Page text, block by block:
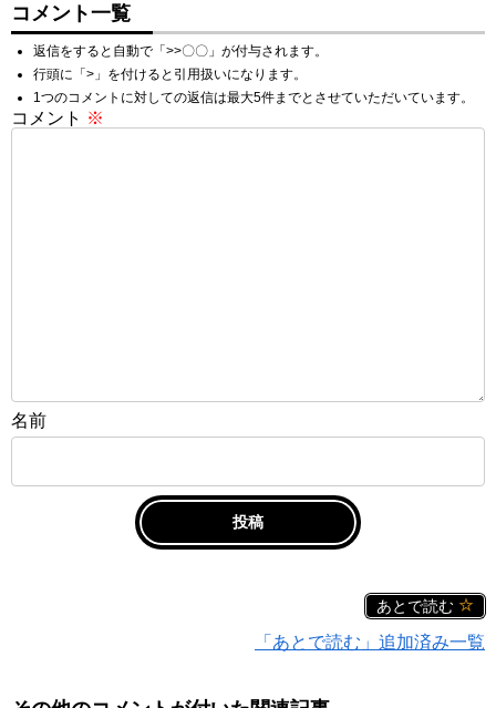
コメント一覧
返信をすると自動で「>>〇〇」が付与されます。
行頭に「>」を付けると引用扱いになります。
1つのコメントに対しての返信は最大5件までとさせていただいています。
コメント ※
名前
あとで読む
「あとで読む」追加済み一覧